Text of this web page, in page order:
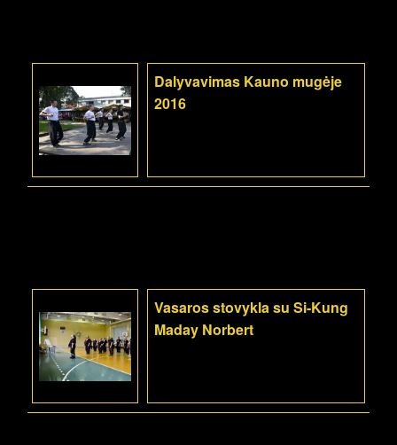
Dalyvavimas Kauno mugėje
2016
Vasaros stovykla su Si-Kung
Maday Norbert